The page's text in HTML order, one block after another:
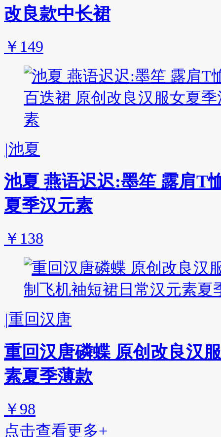
改良款中长裙
￥149
|池夏
池夏 燕语迟迟:墨笙 露肩T
夏季汉元素
￥138
|重回汉唐
重回汉唐磷蝶 原创改良汉
素夏季薄款
￥98
点击查看更多+